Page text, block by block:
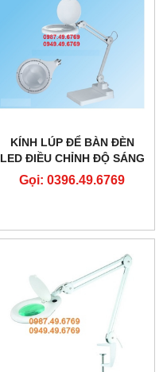
KÍNH LÚP ĐỂ BÀN ĐÈN
LED ĐIỀU CHỈNH ĐỘ SÁNG
8066D3 LED
Gọi: 0396.49.6769